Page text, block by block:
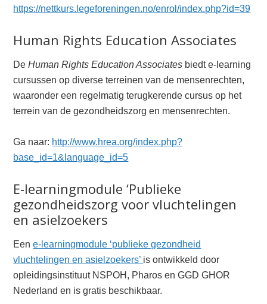
https://nettkurs.legeforeningen.no/enrol/index.php?id=39
Human Rights Education Associates
DeHuman Rights Education Associates biedt e-learning
cursussen op diverse terreinen van de mensenrechten,
waaronder een regelmatig terugkerende cursus op het
terrein van de gezondheidszorg en mensenrechten.
Ga naar: http://www.hrea.org/index.php?
base_id=1&language_id=5
E-learningmodule ‘Publieke
gezondheidszorg voor vluchtelingen
en asielzoekers
Eene-learningmodule ‘publieke gezondheid
vluchtelingen en asielzoekers’ is ontwikkeld door
opleidingsinstituut NSPOH, Pharos en GGD GHOR
Nederland en is gratis beschikbaar.